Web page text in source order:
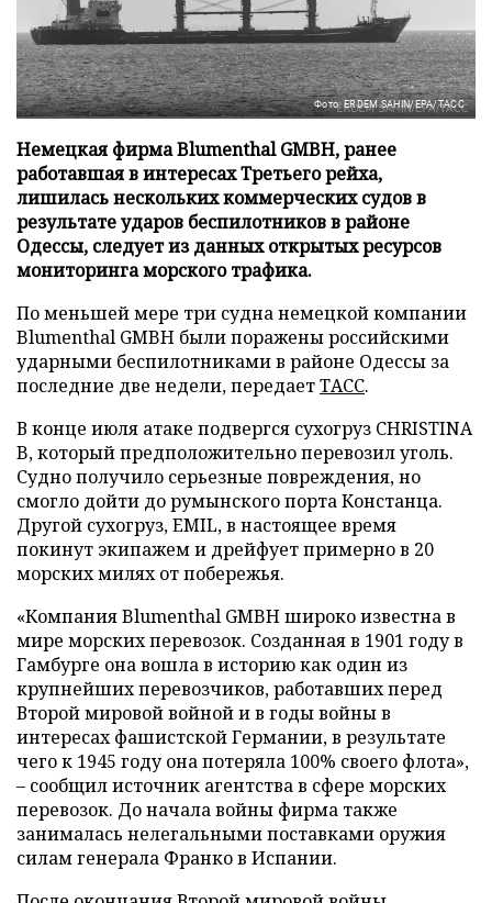
Фото: ERDEM SAHIN/EPA/ТАСС
Немецкая фирма Blumenthal GMBH, ранее
работавшая в интересах Третьего рейха,
лишилась нескольких коммерческих судов в
результате ударов беспилотников в районе
Одессы, следует из данных открытых ресурсов
мониторинга морского трафика.
По меньшей мере три судна немецкой компании
Blumenthal GMBH были поражены российскими
ударными беспилотниками в районе Одессы за
последние две недели, передаетТАСС.
В конце июля атаке подвергся сухогруз CHRISTINA
B, который предположительно перевозил уголь.
Судно получило серьезные повреждения, но
смогло дойти до румынского порта Констанца.
Другой сухогруз, EMIL, в настоящее время
покинут экипажем и дрейфует примерно в 20
морских милях от побережья.
«Компания Blumenthal GMBH широко известна в
мире морских перевозок. Созданная в 1901 году в
Гамбурге она вошла в историю как один из
крупнейших перевозчиков, работавших перед
Второй мировой войной и в годы войны в
интересах фашистской Германии, в результате
чего к 1945 году она потеряла 100% своего флота»,
– сообщил источник агентства в сфере морских
перевозок. До начала войны фирма также
занималась нелегальными поставками оружия
силам генерала Франко в Испании.